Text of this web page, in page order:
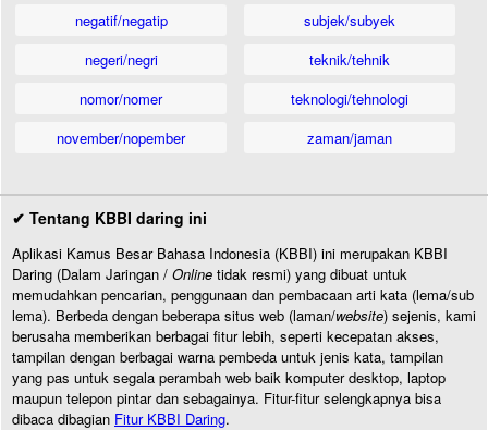
negatif/negatip
negeri/negri
nomor/nomer
november/nopember
subjek/subyek
teknik/tehnik
teknologi/tehnologi
zaman/jaman
✔ Tentang KBBI daring ini
Aplikasi Kamus Besar Bahasa Indonesia (KBBI) ini merupakan KBBI
Daring (Dalam Jaringan / Online tidak resmi) yang dibuat untuk
memudahkan pencarian, penggunaan dan pembacaan arti kata (lema/sub
lema). Berbeda dengan beberapa situs web (laman/website) sejenis, kami
berusaha memberikan berbagai fitur lebih, seperti kecepatan akses,
tampilan dengan berbagai warna pembeda untuk jenis kata, tampilan
yang pas untuk segala perambah web baik komputer desktop, laptop
maupun telepon pintar dan sebagainya. Fitur-fitur selengkapnya bisa
dibaca dibagian Fitur KBBI Daring.